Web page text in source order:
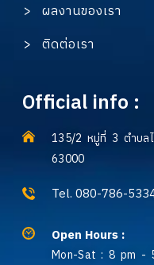
> ผลงานของเรา
> ติดต่อเรา
Official info :
135/2 หมู่ที่ 3 ตำบล
63000
Tel. 080-786-
Open Hours :
Mon-Sat : 8 pm -